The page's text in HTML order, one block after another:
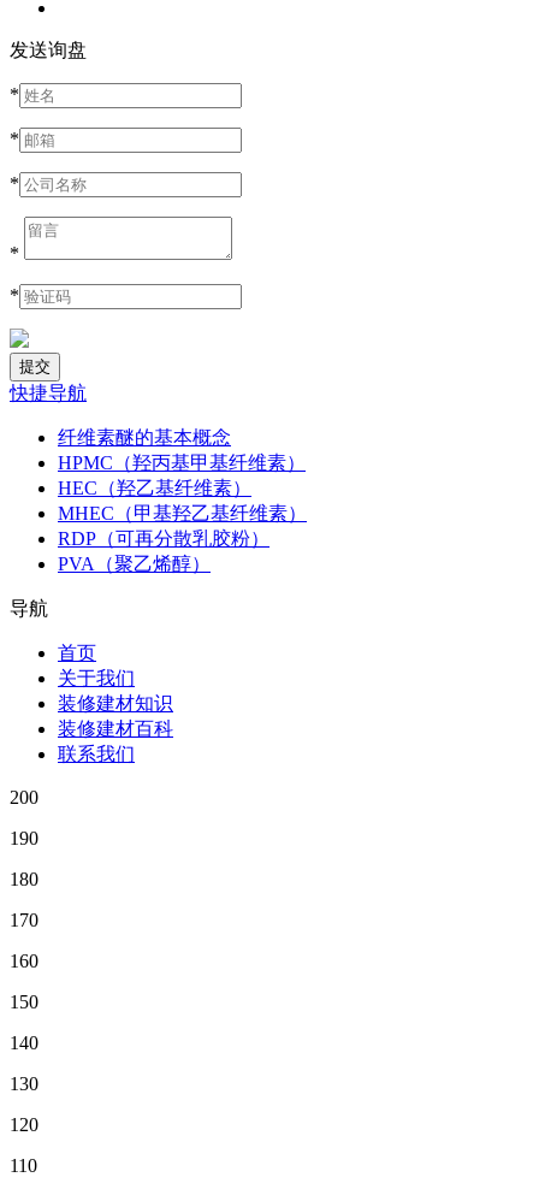
发送询盘
*
*
*
*
*
快捷导航
纤维素醚的基本概念
HPMC（羟丙基甲基纤维素）
HEC（羟乙基纤维素）
MHEC（甲基羟乙基纤维素）
RDP（可再分散乳胶粉）
PVA（聚乙烯醇）
导航
首页
关于我们
装修建材知识
装修建材百科
联系我们
200
190
180
170
160
150
140
130
120
110